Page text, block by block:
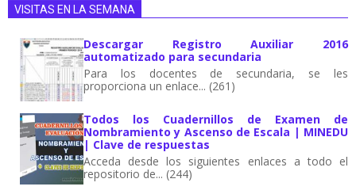
VISITAS EN LA SEMANA
Descargar Registro Auxiliar 2016
automatizado para secundaria
Para los docentes de secundaria, se les
proporciona un enlace... (261)
Todos los Cuadernillos de Examen de
Nombramiento y Ascenso de Escala | MINEDU
| Clave de respuestas
Acceda desde los siguientes enlaces a todo el
repositorio de... (244)